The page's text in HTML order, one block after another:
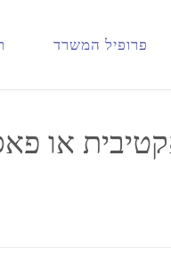
פרופיל המשרד
או